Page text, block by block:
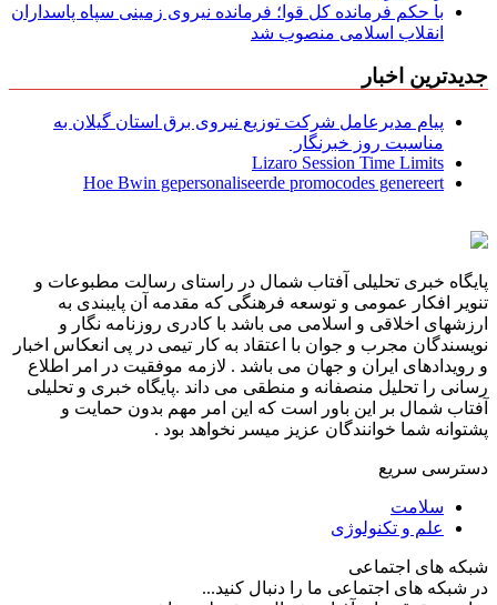
با حکم فرمانده کل قوا؛ فرمانده نیروی زمینی سپاه پاسداران
انقلاب اسلامی منصوب شد
جدیدترین اخبار
پیام مدیرعامل شركت توزیع نیروی برق استان گیلان به
مناسبت روز خبرنگار ‌
Lizaro Session Time Limits
Hoe Bwin gepersonaliseerde promocodes genereert
پایگاه خبری تحلیلی آفتاب شمال در راستای رسالت مطبوعات و
تنویر افکار عمومی و توسعه فرهنگی که مقدمه آن پایبندی به
ارزشهای اخلاقی و اسلامی می باشد با کادری روزنامه نگار و
نویسندگان مجرب و جوان با اعتقاد به کار تیمی در پی انعکاس اخبار
و رویدادهای ایران و جهان می باشد . لازمه موفقیت در امر اطلاع
رسانی را تحلیل منصفانه و منطقی می داند .پایگاه خبری و تحلیلی
آفتاب شمال بر این باور است که این امر مهم بدون حمایت و
پشتوانه شما خوانندگان عزیز میسر نخواهد بود .
دسترسی سریع
سلامت
علم و تکنولوژی
شبکه های اجتماعی
در شبکه های اجتماعی ما را دنبال کنید...